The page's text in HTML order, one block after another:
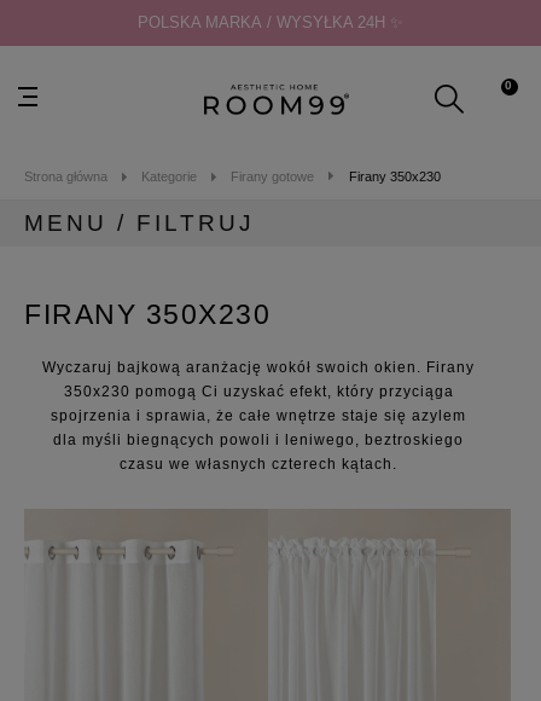
POLSKA MARKA / WYSYŁKA 24H ✨
0
Strona główna Kategorie Firany gotowe Firany 350x230
MENU / FILTRUJ
Kategorie
Zasłony na taras
Firany gotowe
Firany gładkie
Firany 140x230
Firany 140x260
FIRANY 350X230
Wyczaruj bajkową aranżację wokół swoich okien. Firany
350x230 pomogą Ci uzyskać efekt, który przyciąga
spojrzenia i sprawia, że całe wnętrze staje się azylem
dla myśli biegnących powoli i leniwego, beztroskiego
czasu we własnych czterech kątach.